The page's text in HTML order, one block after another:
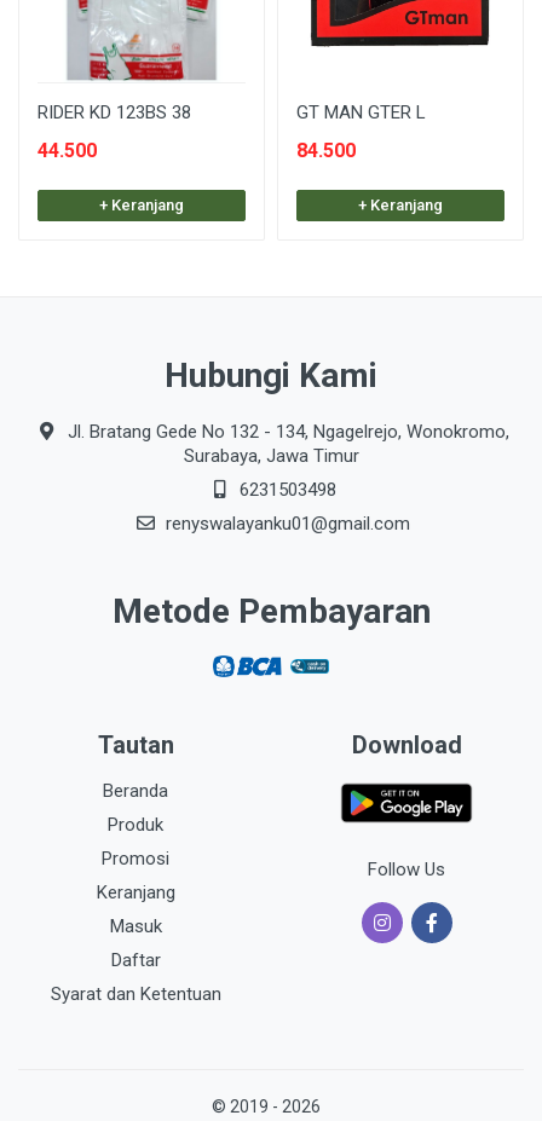
RIDER KD 123BS 38
44.500
+ Keranjang
GT MAN GTER L
84.500
+ Keranjang
Hubungi Kami
Jl. Bratang Gede No 132 - 134, Ngagelrejo, Wonokromo,
Surabaya, Jawa Timur
6231503498
renyswalayanku01@gmail.com
Metode Pembayaran
Tautan
Beranda
Produk
Promosi
Keranjang
Masuk
Daftar
Syarat dan Ketentuan
Download
Follow Us
© 2019 - 2026